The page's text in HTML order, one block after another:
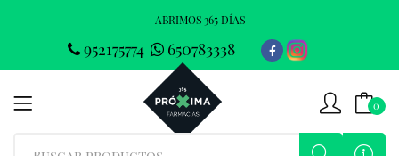
ABRIMOS 365 DÍAS
952175774 650783338
0